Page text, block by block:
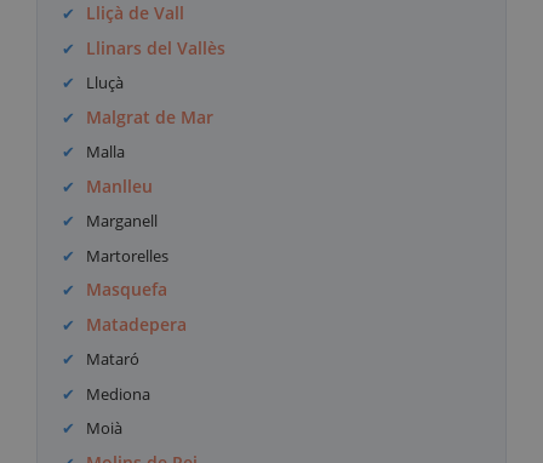
Lliçà de Vall
Llinars del Vallès
Lluçà
Malgrat de Mar
Malla
Manlleu
Marganell
Martorelles
Masquefa
Matadepera
Mataró
Mediona
Moià